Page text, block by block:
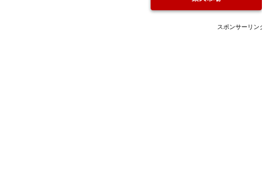
スポンサーリンク